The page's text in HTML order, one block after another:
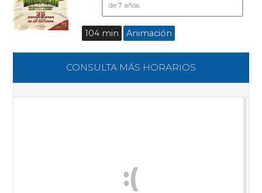
de 7 años.
104 min Animación
CONSULTA MÁS HORARIOS
:(